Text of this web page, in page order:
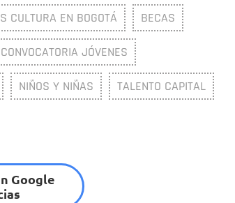
CULTURA EN BOGOTÁ BECAS
CONVOCATORIA JÓVENES
NIÑOS Y NIÑAS TALENTO CAPITAL
Google